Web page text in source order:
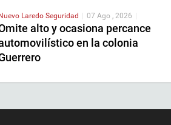
Laredo Seguridad | 07 Ago , 2026 |
alto y ocasiona percance
en la colonia